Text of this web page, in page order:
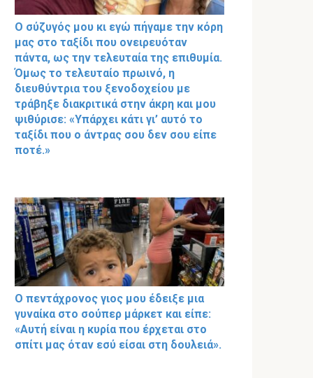
Ο σύζυγός μου κι εγώ πήγαμε την κόρη
μας στο ταξίδι που ονειρευόταν
πάντα, ως την τελευταία της επιθυμία.
Όμως το τελευταίο πρωινό, η
διευθύντρια του ξενοδοχείου με
τράβηξε διακριτικά στην άκρη και μου
ψιθύρισε: «Υπάρχει κάτι γι’ αυτό το
ταξίδι που ο άντρας σου δεν σου είπε
ποτέ.»
Ο πεντάχρονος γιος μου έδειξε μια
γυναίκα στο σούπερ μάρκετ και είπε:
«Αυτή είναι η κυρία που έρχεται στο
σπίτι μας όταν εσύ είσαι στη δουλειά».